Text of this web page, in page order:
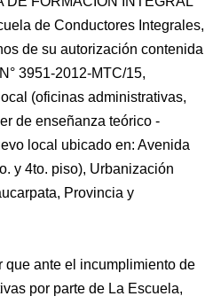
de Conductores Integrales,
de su autorización contenida
3951-2012-MTC/15,
(oficinas administrativas,
de enseñanza teórico -
local ubicado en: Avenida
y 4to. piso), Urbanización
Provincia y
ante el incumplimiento de
por parte de La Escuela,